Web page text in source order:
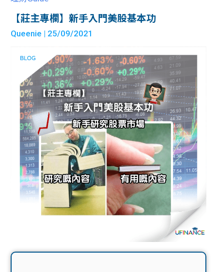
【莊主專欄】新手入門美股基本功
Queenie | 25/09/2021